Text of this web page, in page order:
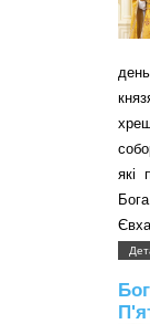
які